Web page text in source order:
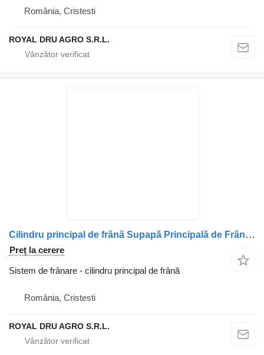
România, Cristesti
ROYAL DRU AGRO S.R.L.
Cilindru principal de frână Supapă Principală de Frână pentru camion DAF 2136030 1998070 1747130
Preț la cerere
Sistem de frânare - cilindru principal de frână
România, Cristesti
ROYAL DRU AGRO S.R.L.